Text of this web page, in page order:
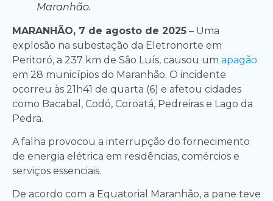
Maranhão.
MARANHÃO, 7 de agosto de 2025 – Uma
explosão na subestação da Eletronorte em
Peritoró, a 237 km de São Luís, causou um apagão
em 28 municípios do Maranhão. O incidente
ocorreu às 21h41 de quarta (6) e afetou cidades
como Bacabal, Codó, Coroatá, Pedreiras e Lago da
Pedra.
A falha provocou a interrupção do fornecimento
de energia elétrica em residências, comércios e
serviços essenciais.
De acordo com a Equatorial Maranhão, a pane teve